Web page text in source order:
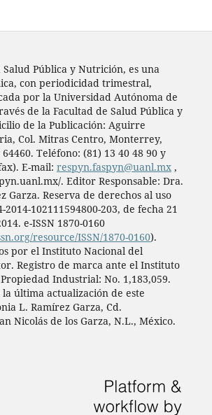
Salud Pública y Nutrición, es una
con periodicidad trimestral,
por la Universidad Autónoma de
de la Facultad de Salud Pública y
de la Publicación: Aguirre
Col. Mitras Centro, Monterrey,
Teléfono: (81) 13 40 48 90 y
E-mail: respyn.faspyn@uanl.mx,
. Editor Responsable: Dra.
Garza. Reserva de derechos al uso
2014-102111594800-203, de fecha 21
e-ISSN 1870-0160
resource/ISSN/1870-0160).
por el Instituto Nacional del
Registro de marca ante el Instituto
Industrial: No. 1,183,059.
la última actualización de este
L. Ramírez Garza, Cd.
Nicolás de los Garza, N.L., México.